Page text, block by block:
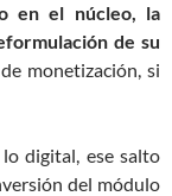
en el núcleo, la
de su
monetización, si
digital, ese salto
del módulo